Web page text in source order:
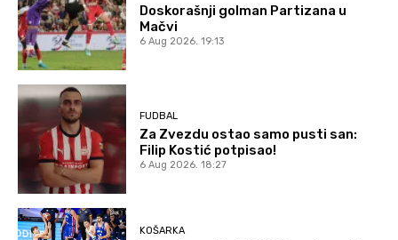
Doskorašnji golman Partizana u
Mačvi
6 Aug 2026. 19:13
FUDBAL
Za Zvezdu ostao samo pusti san:
Filip Kostić potpisao!
6 Aug 2026. 18:27
KOŠARKA